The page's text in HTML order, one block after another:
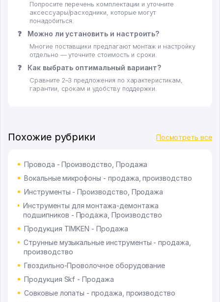
Попросите перечень комплектации и уточните
аксессуары/расходники, которые могут
понадобиться.
❓ Можно ли установить и настроить?
Многие поставщики предлагают монтаж и настройку
отдельно — уточните стоимость и сроки.
❓ Как выбрать оптимальный вариант?
Сравните 2–3 предложения по характеристикам,
гарантии, срокам и удобству поддержки.
Похожие рубрики Посмотреть все
Провода - Производство, Продажа
Вокальные микрофоны - продажа, производство
Инструменты - Производство, Продажа
Инструменты для монтажа-демонтажа
подшипников - Продажа, Производство
Продукция TIMKEN - Продажа
Струнные музыкальные инструменты - продажа,
производство
Гвоздильно-Проволочное оборудование
Продукция Skf - Продажа
Совковые лопаты - продажа, производство